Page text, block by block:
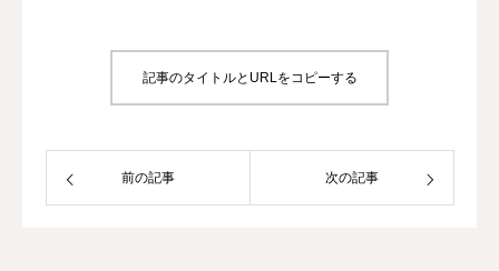
記事のタイトルとURLをコピーする
前の記事 次の記事